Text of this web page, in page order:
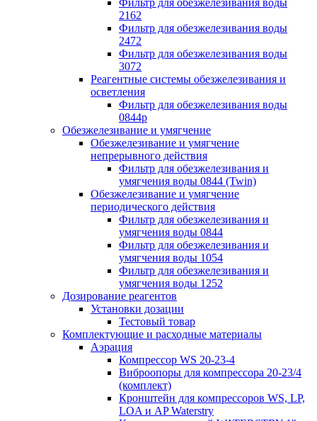
Фильтр для обезжелезивания воды
2162
Фильтр для обезжелезивания воды
2472
Фильтр для обезжелезивания воды
3072
Реагентные системы обезжелезивания и
осветления
Фильтр для обезжелезивания воды
0844р
Обезжелезивание и умягчение
Обезжелезивание и умягчение
непрерывного действия
Фильтр для обезжелезивания и
умягчения воды 0844 (Twin)
Обезжелезивание и умягчение
периодического действия
Фильтр для обезжелезивания и
умягчения воды 0844
Фильтр для обезжелезивания и
умягчения воды 1054
Фильтр для обезжелезивания и
умягчения воды 1252
Дозирование реагентов
Установки дозации
Тестовый товар
Комплектующие и расходные материалы
Аэрация
Компрессор WS 20-23-4
Виброопоры для компрессора 20-23/4
(комплект)
Кронштейн для компрессоров WS, LP,
LOA и AP Waterstry